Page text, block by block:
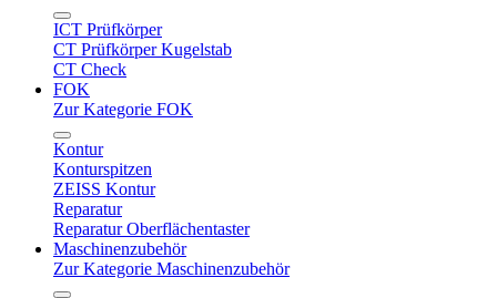
ICT Prüfkörper
CT Prüfkörper Kugelstab
CT Check
FOK
Zur Kategorie FOK
Kontur
Konturspitzen
ZEISS Kontur
Reparatur
Reparatur Oberflächentaster
Maschinenzubehör
Zur Kategorie Maschinenzubehör